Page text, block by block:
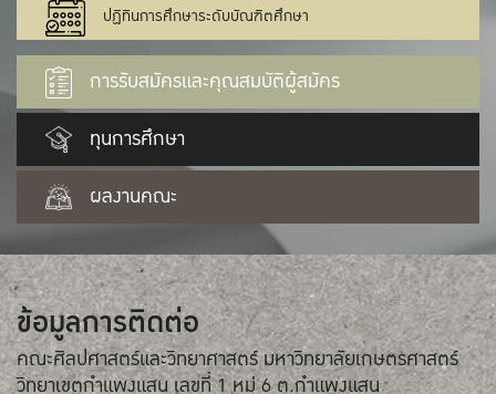
ปฏิทินการศึกษาระดับบัณฑิตศึกษา
การรับสมัครและคุณสมบัติผู้สมัคร
ทุนการศึกษา
ผลงานคณะ
ข้อมูลการติดต่อ
คณะศิลปศาสตร์และวิทยาศาสตร์ มหาวิทยาลัยเกษตรศาสตร์
วิทยาเขตกำแพงแสน เลขที่ 1 หมู่ 6 ต.กำแพงแสน